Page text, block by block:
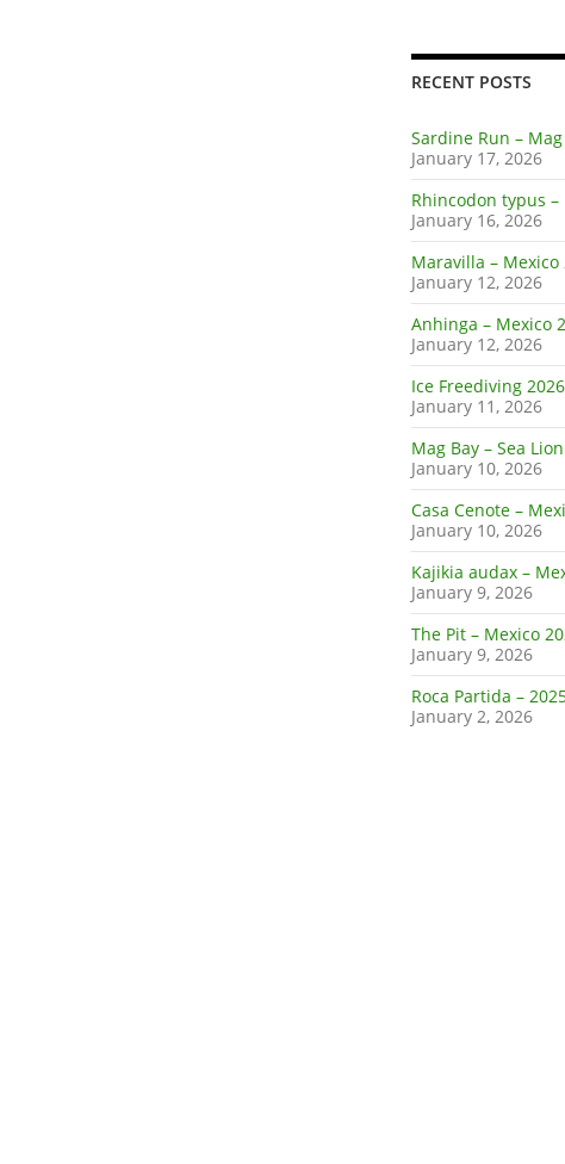
RECENT POSTS
Sardine Run –
January 17, 2026
Rhincodon typus –
January 16, 2026
Maravilla – Mexico
January 12, 2026
Anhinga – Mexico
January 12, 2026
Ice Freediving 2026
January 11, 2026
Mag Bay – Sea Lion
January 10, 2026
Casa Cenote –
January 10, 2026
Kajikia audax –
January 9, 2026
The Pit – Mexico
January 9, 2026
Roca Partida –
January 2, 2026